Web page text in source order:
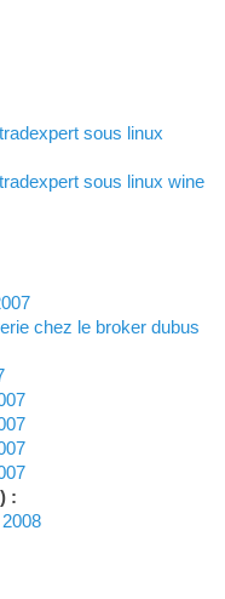
sous linux
sous linux wine
chez le broker dubus
: